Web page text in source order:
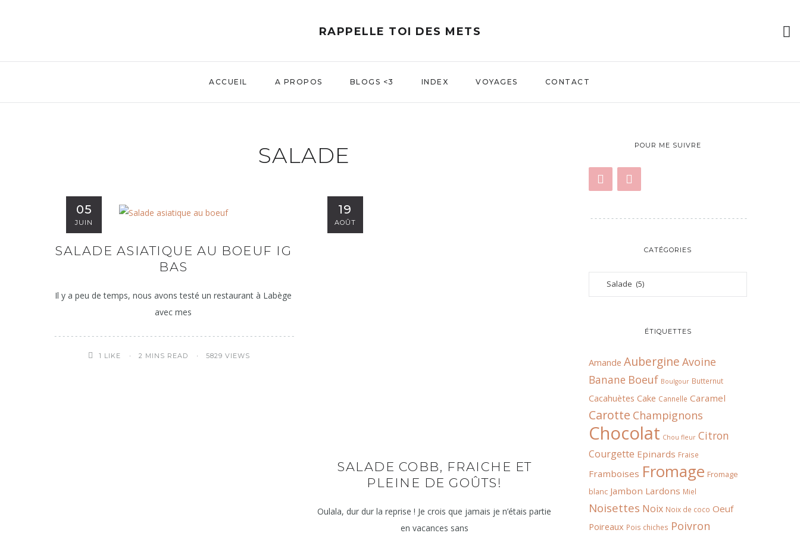
RAPPELLE TOI DES METS
ACCUEIL A PROPOS BLOGS <3 INDEX VOYAGES CONTACT
SALADE
05
JUIN
SALADE ASIATIQUE AU BOEUF IG
BAS
Il y a peu de temps, nous avons testé un restaurant à Labège
avec mes
1 LIKE 2 MINS READ 5829 VIEWS
19
AOÛT
SALADE COBB, FRAICHE ET
PLEINE DE GOÛTS!
Oulala, dur dur la reprise ! Je crois que jamais je n’étais partie
en vacances sans
POUR ME SUIVRE
CATÉGORIES
ÉTIQUETTES
Amande Aubergine Avoine
Banane Boeuf Boulgour Butternut
Cacahuètes Cake Cannelle Caramel
Carotte Champignons
Chocolat Chou fleur Citron
Courgette Epinards Fraise
Framboises Fromage Fromage
blanc Jambon Lardons Miel
Noisettes Noix Noix de coco Oeuf
Poireaux Pois chiches Poivron